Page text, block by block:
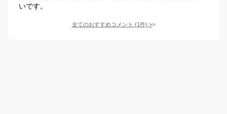
いです。
全てのおすすめコメント (1件) >